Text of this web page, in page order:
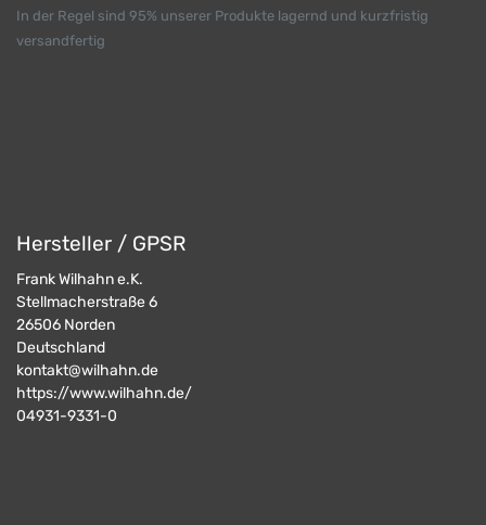
In der Regel sind 95% unserer Produkte lagernd und kurzfristig
versandfertig
Hersteller / GPSR
Frank Wilhahn e.K.
Stellmacherstraße 6
26506 Norden
Deutschland
kontakt@wilhahn.de
https://www.wilhahn.de/
04931-9331-0